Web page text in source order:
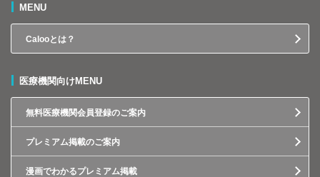
MENU
Calooとは？
医療機関向けMENU
無料医療機関会員登録のご案内
プレミアム掲載のご案内
漫画でわかるプレミアム掲載